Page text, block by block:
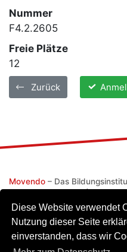
Diese Website verwendet
Nutzung dieser Seite
einverstanden, dass wir
Nummer
F4.2.2605
Freie Plätze
12
Zurück
Movendo – Das
info@movendo.ch